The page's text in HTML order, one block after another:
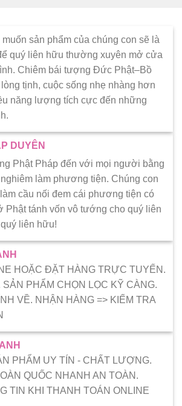
sản phẩm của chúng con sẽ là
quý liên hữu thường xuyên mở cửa
Chiêm bái tượng Đức Phật–Bồ
tịnh, cuộc sống nhẹ nhàng hơn
năng lượng tích cực đến những
DUYÊN
Phật Pháp đến với mọi người bằng
làm phương tiện. Chúng con
cầu nối đem cái phương tiện có
Phật tánh vốn vô tướng cho quý liên
liên hữu!
HOẶC ĐẶT HÀNG TRỰC TUYẾN.
PHẨM CHỌN LỌC KỸ CÀNG.
VỀ. NHẬN HÀNG => KIẾM TRA
PHẨM UY TÍN - CHẤT LƯỢNG.
QUỐC NHANH AN TOÀN.
TIN KHI THANH TOÁN ONLINE